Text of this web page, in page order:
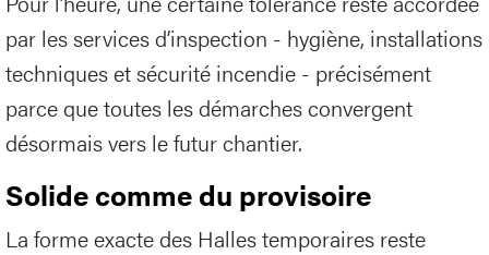
par les services d’inspection - hygiène, installations
techniques et sécurité incendie - précisément
parce que toutes les démarches convergent
désormais vers le futur chantier.
Solide comme du provisoire
La forme exacte des Halles temporaires reste